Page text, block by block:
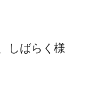
しばらく様